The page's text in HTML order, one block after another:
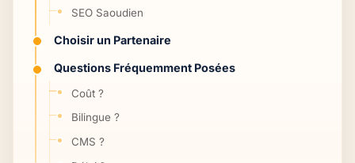
SEO Saoudien
Choisir un Partenaire
Questions Fréquemment Posées
Coût ?
Bilingue ?
CMS ?